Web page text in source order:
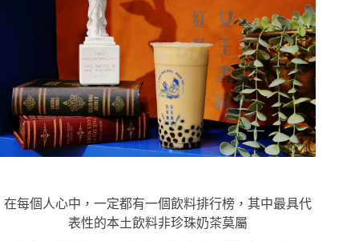
在每個人心中，一定都有一個飲料排行榜，其中最具代
表性的本土飲料非珍珠奶茶莫屬